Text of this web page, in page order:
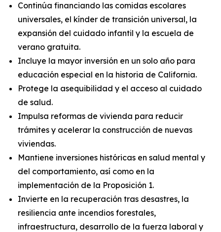
Continúa financiando las comidas escolares
universales, el kínder de transición universal, la
expansión del cuidado infantil y la escuela de
verano gratuita.
Incluye la mayor inversión en un solo año para
educación especial en la historia de California.
Protege la asequibilidad y el acceso al cuidado
de salud.
Impulsa reformas de vivienda para reducir
trámites y acelerar la construcción de nuevas
viviendas.
Mantiene inversiones históricas en salud mental y
del comportamiento, así como en la
implementación de la Proposición 1.
Invierte en la recuperación tras desastres, la
resiliencia ante incendios forestales,
infraestructura, desarrollo de la fuerza laboral y